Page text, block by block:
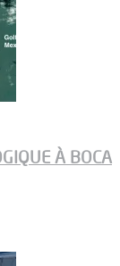
À BOCA